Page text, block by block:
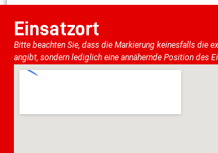
Einsatzort
Bitte beachten Sie, dass die Markierung keinesfalls die
angibt, sondern lediglich eine annähernde Position des